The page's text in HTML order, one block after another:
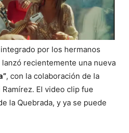
por los hermanos
recientemente una nueva
, con la colaboración de la
El video clip fue
la Quebrada, y ya se puede